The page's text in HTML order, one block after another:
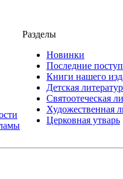
Разделы
Новинки
Последние
Книги нашего
Детская
Святоотеческая
Художественная
Церковная утварь